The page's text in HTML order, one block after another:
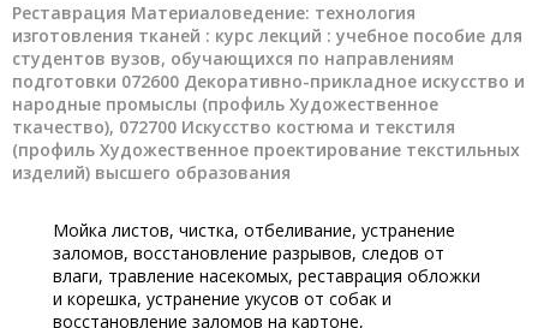
Реставрация Материаловедение: технология
изготовления тканей : курс лекций : учебное пособие для
студентов вузов, обучающихся по направлениям
подготовки 072600 Декоративно-прикладное искусство и
народные промыслы (профиль Художественное
ткачество), 072700 Искусство костюма и текстиля
(профиль Художественное проектирование текстильных
изделий) высшего образования
Мойка листов, чистка, отбеливание, устранение
заломов, восстановление разрывов, следов от
влаги, травление насекомых, реставрация обложки
и корешка, устранение укусов от собак и
восстановление заломов на картоне,